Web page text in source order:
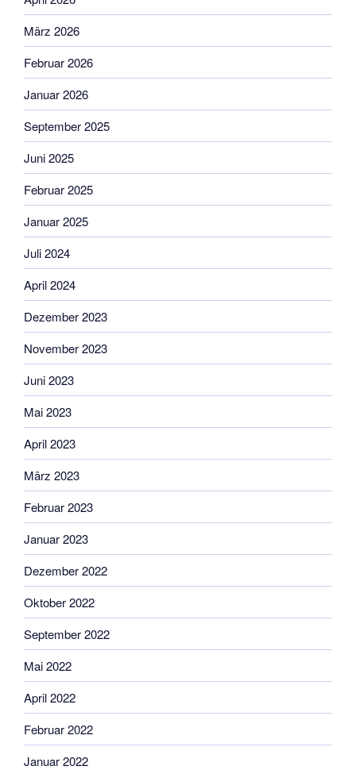
März 2026
Februar 2026
Januar 2026
September 2025
Juni 2025
Februar 2025
Januar 2025
Juli 2024
April 2024
Dezember 2023
November 2023
Juni 2023
Mai 2023
April 2023
März 2023
Februar 2023
Januar 2023
Dezember 2022
Oktober 2022
September 2022
Mai 2022
April 2022
Februar 2022
Januar 2022